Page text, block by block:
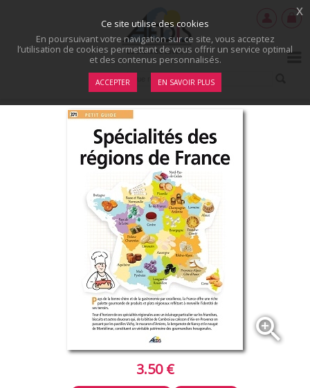
zoom_in
3.50 €
Ce site utilise des cookies
En poursuivant votre navigation sur ce site, vous acceptez
l’utilisation de cookies permettant de vous offrir un service optimal
et des contenus personnalisés.
ACCEPTER EN SAVOIR PLUS
x